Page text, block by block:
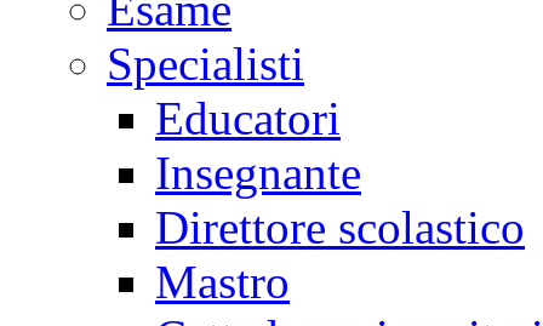
Specialisti
Educatori
Insegnante
Direttore scolastico
Mastro